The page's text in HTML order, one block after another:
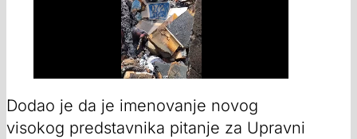
Dodao je da je imenovanje novog
visokog predstavnika pitanje za Upravni